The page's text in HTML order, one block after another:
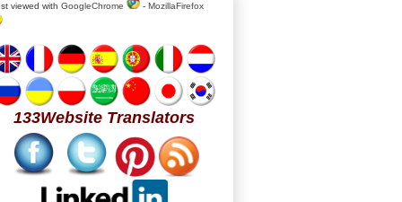
viewed with GoogleChrome - MozillaFirefox
133Website Translators